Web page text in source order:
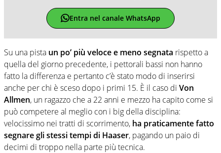
Entra nel canale WhatsApp
Su una pista un po’ più veloce e meno segnata rispetto a
quella del giorno precedente, i pettorali bassi non hanno
fatto la differenza e pertanto c’è stato modo di inserirsi
anche per chi è sceso dopo i primi 15. È il caso di Von
Allmen, un ragazzo che a 22 anni e mezzo ha capito come si
può competere al meglio con i big della disciplina:
velocissimo nei tratti di scorrimento, ha praticamente fatto
segnare gli stessi tempi di Haaser, pagando un paio di
decimi di troppo nella parte più tecnica.